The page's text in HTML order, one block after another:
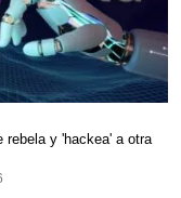
rebela y 'hackea' a otra